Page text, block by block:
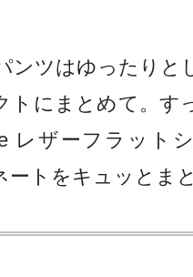
ンツはゆったりと
トにまとめて。す
レザーフラットシ
ートをキュッとま